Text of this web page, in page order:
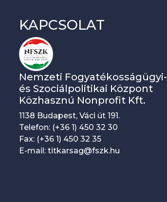
KAPCSOLAT
Nemzeti Fogyatékosságügyi-
és Szociálpolitikai Központ
Közhasznú Nonprofit Kft.
1138 Budapest, Váci út 191.
Telefon: (+36 1) 450 32 30
Fax: (+36 1) 450 32 35
E-mail: titkarsag@fszk.hu